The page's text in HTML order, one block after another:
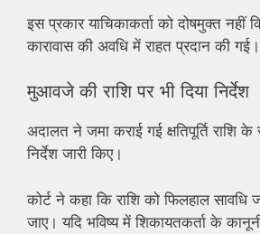
इस प्रकार याचिकाकर्ता को दोषमुक्त नहीं
कारावास की अवधि में राहत प्रदान की गई।
मुआवजे की राशि पर भी दिया निर्देश
अदालत ने जमा कराई गई क्षतिपूर्ति राशि के
निर्देश जारी किए।
कोर्ट ने कहा कि राशि को फिलहाल सावधि
जाए। यदि भविष्य में शिकायतकर्ता के